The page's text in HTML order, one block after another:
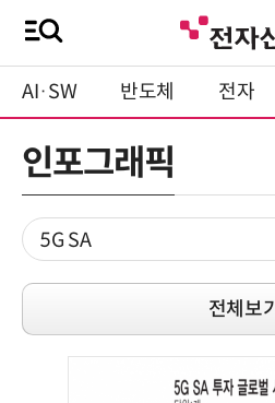
AI·SW 반도체 전자
인포그래픽
전체보기